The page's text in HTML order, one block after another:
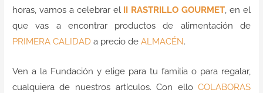
horas, vamos a celebrar el II RASTRILLO GOURMET, en el
que vas a encontrar productos de alimentación de
PRIMERA CALIDAD a precio de ALMACÉN.
Ven a la Fundación y elige para tu familia o para regalar,
cualquiera de nuestros artículos. Con elloCOLABORAS